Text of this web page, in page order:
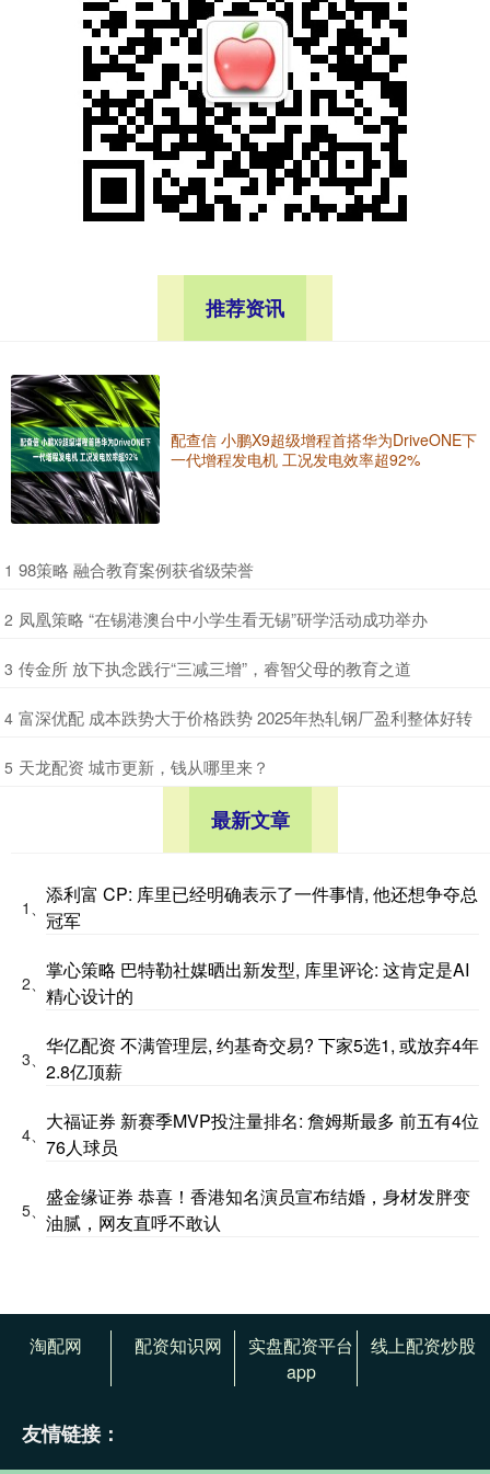
推荐资讯
配查信 小鹏X9超级增程首搭华为DriveONE下
一代增程发电机 工况发电效率超92%
1 ​98策略 融合教育案例获省级荣誉
2 ​凤凰策略 “在锡港澳台中小学生看无锡”研学活动成功举办
3 ​传金所 放下执念践行“三减三增”，睿智父母的教育之道
4 ​富深优配 成本跌势大于价格跌势 2025年热轧钢厂盈利整体好转
5 ​天龙配资 城市更新，钱从哪里来？
最新文章
1、
添利富 CP: 库里已经明确表示了一件事情, 他还想争夺总
冠军
2、
掌心策略 巴特勒社媒晒出新发型, 库里评论: 这肯定是AI
精心设计的
3、
华亿配资 不满管理层, 约基奇交易? 下家5选1, 或放弃4年
2.8亿顶薪
4、
大福证券 新赛季MVP投注量排名: 詹姆斯最多 前五有4位
76人球员
5、
盛金缘证券 恭喜！香港知名演员宣布结婚，身材发胖变
油腻，网友直呼不敢认
淘配网 配资知识网
实盘配资平台
app
线上配资炒股
友情链接：